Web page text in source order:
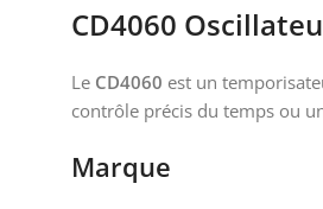
CD4060
Le CD4060 est un
contrôle précis du temps ou
Marque